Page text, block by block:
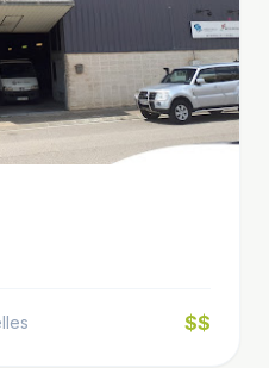
$$